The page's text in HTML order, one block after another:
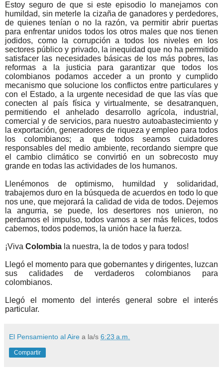
Estoy seguro de que si este episodio lo manejamos con
humildad, sin meterle la cizaña de ganadores y perdedores,
de quienes tenían o no la razón, va permitir abrir puertas
para enfrentar unidos todos los otros males que nos tienen
jodidos, como la corrupción a todos los niveles en los
sectores público y privado, la inequidad que no ha permitido
satisfacer las necesidades básicas de los más pobres, las
reformas a la justicia para garantizar que todos los
colombianos podamos acceder a un pronto y cumplido
mecanismo que solucione los conflictos entre particulares y
con el Estado, a la urgente necesidad de que las vías que
conecten al país física y virtualmente, se desatranquen,
permitiendo el anhelado desarrollo agrícola, industrial,
comercial y de servicios, para nuestro autoabastecimiento y
la exportación, generadores de riqueza y empleo para todos
los colombianos; a que todos seamos cuidadores
responsables del medio ambiente, recordando siempre que
el cambio climático se convirtió en un sobrecosto muy
grande en todas las actividades de los humanos.
Llenémonos de optimismo, humildad y solidaridad,
trabajemos duro en la búsqueda de acuerdos en todo lo que
nos une, que mejorará la calidad de vida de todos. Dejemos
la angurria, se puede, los desertores nos unieron, no
perdamos el impulso, todos vamos a ser más felices, todos
cabemos, todos podemos, la unión hace la fuerza.
¡Viva Colombia la nuestra, la de todos y para todos!
Llegó el momento para que gobernantes y dirigentes, luzcan
sus calidades de verdaderos colombianos para
colombianos.
Llegó el momento del interés general sobre el interés
particular.
El Pensamiento al Aire a la/s 6:23 a.m.
Compartir